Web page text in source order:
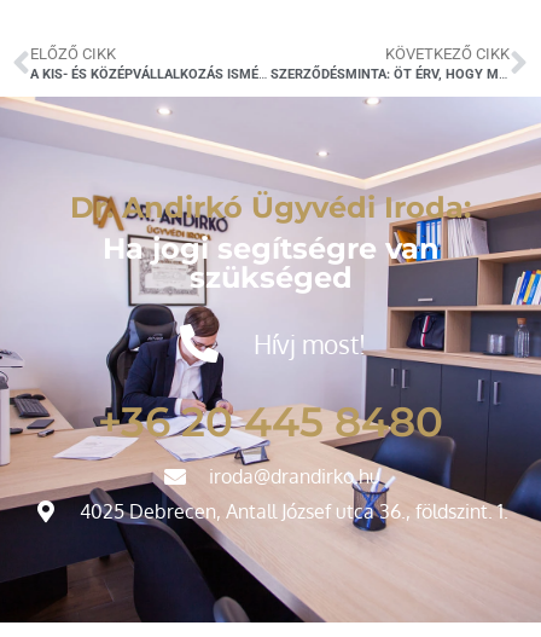
ELŐZŐ CIKK
A KIS- ÉS KÖZÉPVÁLLALKOZÁS ISMÉRVEI
KÖVETKEZŐ CIKK
SZERZŐDÉSMINTA: ÖT ÉRV, HOGY MIÉRT NE TÖLTS LE MINTÁT
Dr. Andirkó Ügyvédi Iroda:
Ha jogi segítségre van
szükséged
Hívj most!
+36 20 445 8480
iroda@drandirko.hu
4025 Debrecen, Antall József utca 36., földszint. 1.